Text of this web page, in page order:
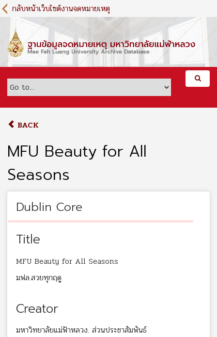
S
k
m
c
กลับหน้าเว็บไซต์งานจดหมายเหตุ
BACK
MFU Beauty for All
Seasons
Dublin Core
Title
MFU Beauty for All Seasons
มฟล.สวยทุกฤดู
Creator
มหาวิทยาลัยแม่ฟ้าหลวง. ส่วนประชาสัมพันธ์